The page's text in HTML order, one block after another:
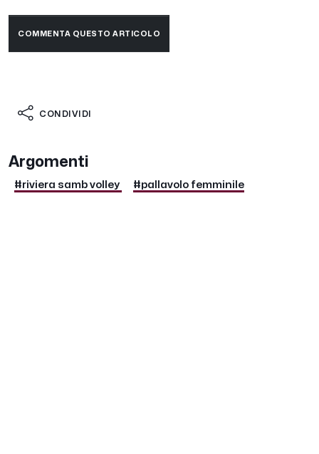
COMMENTA QUESTO ARTICOLO
CONDIVIDI
Argomenti
#riviera samb volley #pallavolo femminile